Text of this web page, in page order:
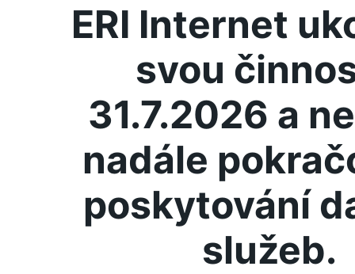
ERI Internet
svou
31.7.2026 a
nadále
poskytování
služeb.